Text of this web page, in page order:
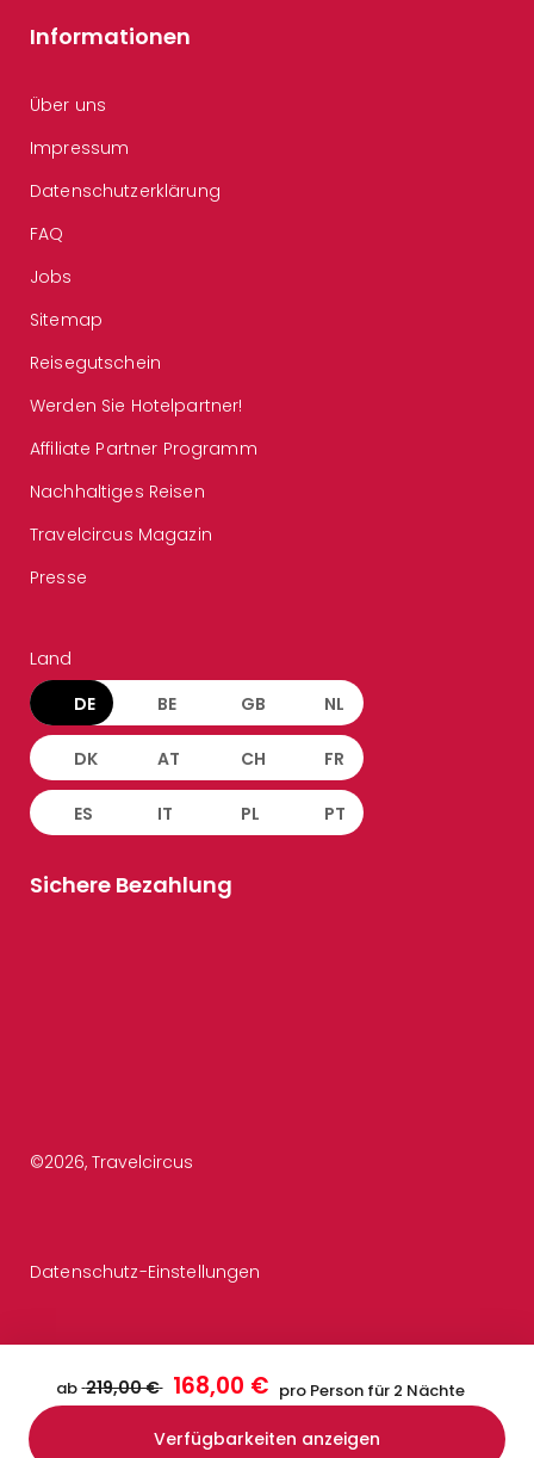
ab 219,00 € 168,00 € pro Person für 2 Nächte
Verfügbarkeiten anzeigen
Informationen
Über uns
Impressum
Datenschutzerklärung
FAQ
Jobs
Sitemap
Reisegutschein
Werden Sie Hotelpartner!
Affiliate Partner Programm
Nachhaltiges Reisen
Travelcircus Magazin
Presse
Land
DE BE GB NL
DK AT CH FR
ES IT PL PT
Sichere Bezahlung
©2026, Travelcircus
Datenschutz-Einstellungen